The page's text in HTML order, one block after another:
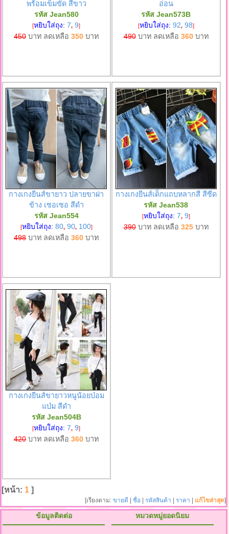
พร้อมเข็มขัด สีขาว
รหัส Jean580
[หยิบใส่ถุง:7, 9]
450บาท ลดเหลือ350 บาท
อ่อน
รหัส Jean573B
[หยิบใส่ถุง: 92, 98]
490บาท ลดเหลือ 360บาท
กางเกงยีนส์ขายาว ปลายขาผ่า
ข้าง เซอเซอ สีดำ
รหัส Jean554
[หยิบใส่ถุง: 80, 90, 100]
498บาท ลดเหลือ360 บาท
กางเกงยีนส์เด็กแถบหลากสี สีซีด
รหัส Jean538
[หยิบใส่ถุง: 7, 9]
390บาท ลดเหลือ 325บาท
กางเกงยีนส์ขายาวหนูน้อยบ๋อม
แบ๋ม สีดำ
รหัส Jean504B
[หยิบใส่ถุง:7, 9]
420บาท ลดเหลือ360 บาท
[หน้า: 1 ]
[เรียงตาม:ขายดี |ชื่อ รหัสสินค้า ราคา แก้ไขล่าสุด]
ข้อมูลติดต่อ หมวดหมู่ยอดนิยม